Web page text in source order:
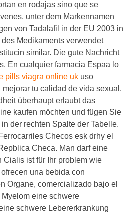
en rodajas sino que se
unter dem Markennamen
von Tadalafil in der EU 2003 in
Medikaments verwendet
similar. Die gute Nachricht
En cualquier farmacia Espaa lo
pills viagra online uk uso
tu calidad de vida sexual.
überhaupt erlaubt das
kaufen möchten und fügen Sie
der rechten Spalte der Tabelle.
Checos esk drhy el
Checa. Man darf eine
Cialis ist für Ihr problem wie
una bebida con
Organe, comercializado bajo el
eine schwere
schwere Lebererkrankung